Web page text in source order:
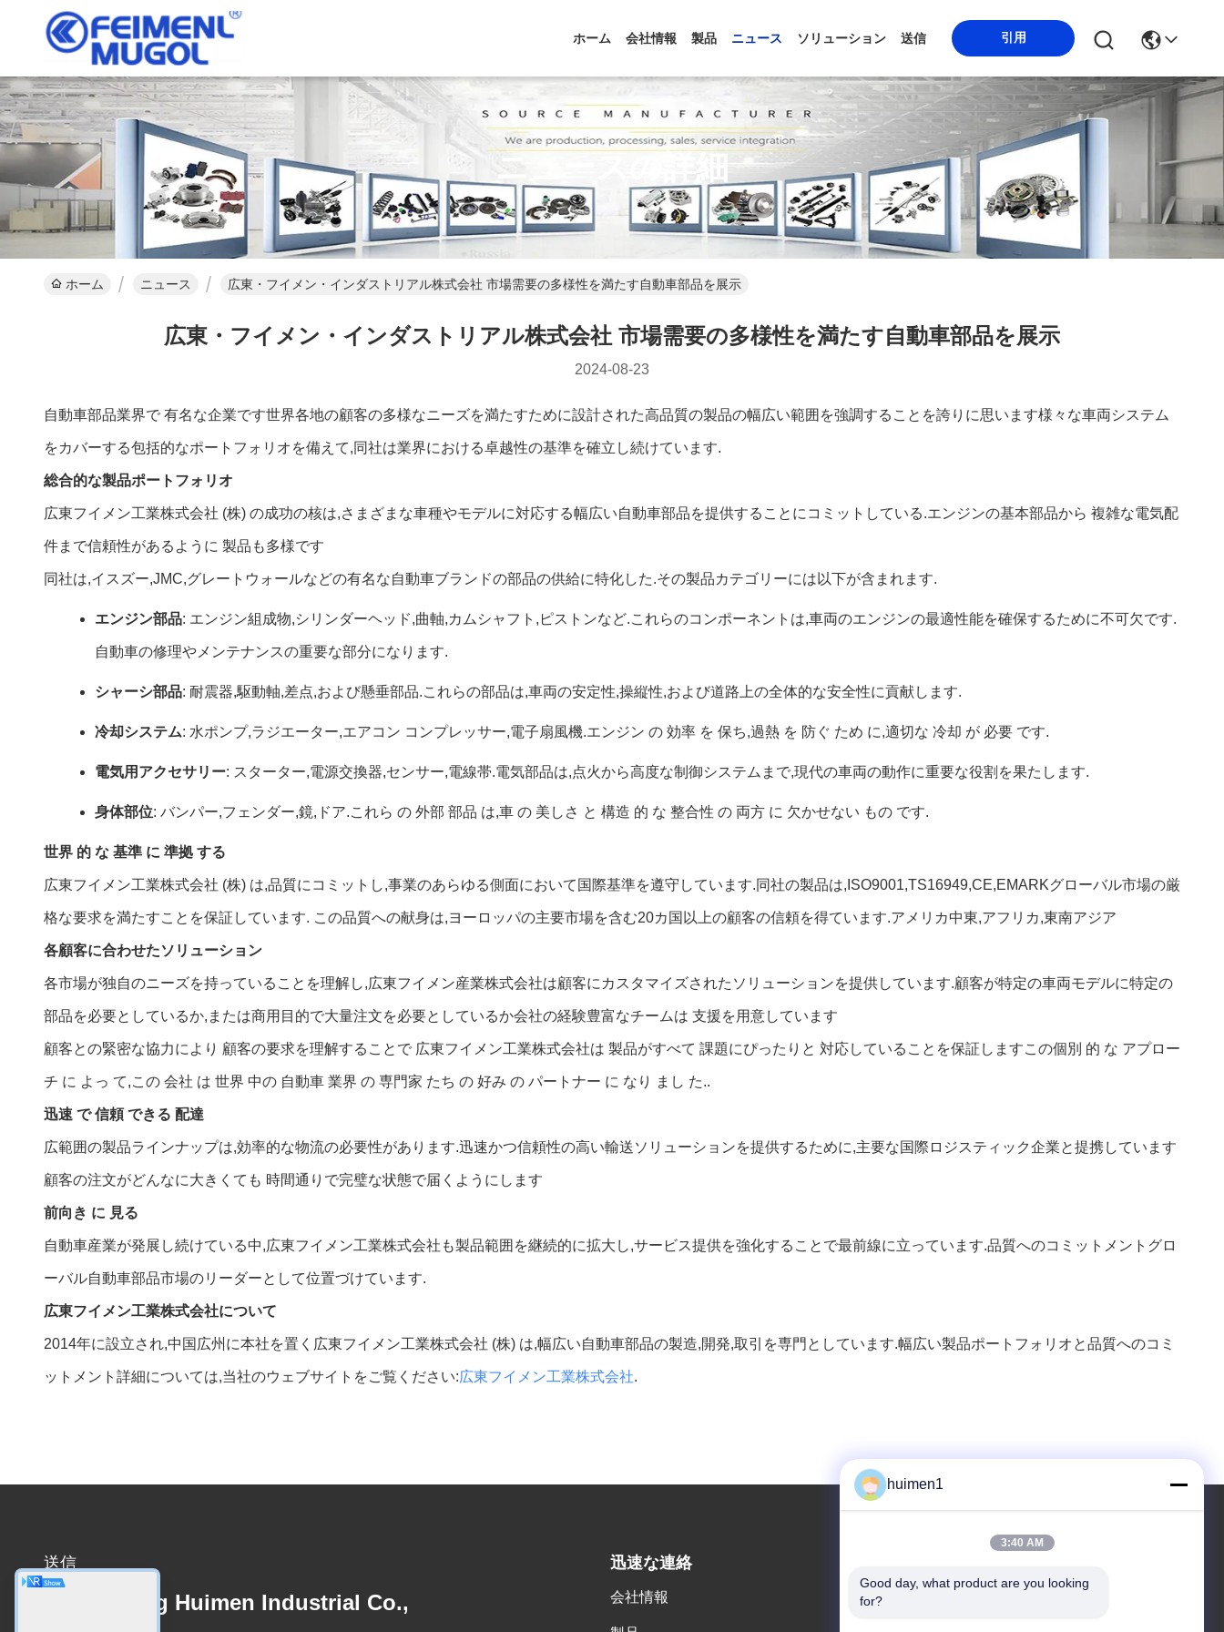
ホーム 会社情報 製品 ニュース ソリューション 送信 引用
ニュースの詳細
ホーム ニュース 広東・フイメン・インダストリアル株式会社 市場需要の多様性を満たす自動車部品を展示
広東・フイメン・インダストリアル株式会社 市場需要の多様性を満たす自動車部品を展示
2024-08-23
自動車部品業界で 有名な企業です世界各地の顧客の多様なニーズを満たすために設計された高品質の製品の幅広い範囲を強調することを誇りに思います様々な車両システム
をカバーする包括的なポートフォリオを備えて,同社は業界における卓越性の基準を確立し続けています.
総合的な製品ポートフォリオ
広東フイメン工業株式会社 (株) の成功の核は,さまざまな車種やモデルに対応する幅広い自動車部品を提供することにコミットしている.エンジンの基本部品から 複雑な電気配
件まで信頼性があるように 製品も多様です
同社は,イスズー,JMC,グレートウォールなどの有名な自動車ブランドの部品の供給に特化した.その製品カテゴリーには以下が含まれます.
エンジン部品: エンジン組成物,シリンダーヘッド,曲軸,カムシャフト,ピストンなど.これらのコンポーネントは,車両のエンジンの最適性能を確保するために不可欠です.
自動車の修理やメンテナンスの重要な部分になります.
シャーシ部品: 耐震器,駆動軸,差点,および懸垂部品.これらの部品は,車両の安定性,操縦性,および道路上の全体的な安全性に貢献します.
冷却システム: 水ポンプ,ラジエーター,エアコン コンプレッサー,電子扇風機.エンジン の 効率 を 保ち,過熱 を 防ぐ ため に,適切な 冷却 が 必要 です.
電気用アクセサリー: スターター,電源交換器,センサー,電線帯.電気部品は,点火から高度な制御システムまで,現代の車両の動作に重要な役割を果たします.
身体部位: バンパー,フェンダー,鏡,ドア.これら の 外部 部品 は,車 の 美しさ と 構造 的 な 整合性 の 両方 に 欠かせない もの です.
世界 的 な 基準 に 準拠 する
広東フイメン工業株式会社 (株) は,品質にコミットし,事業のあらゆる側面において国際基準を遵守しています.同社の製品は,ISO9001,TS16949,CE,EMARKグローバル市場の厳
格な要求を満たすことを保証しています. この品質への献身は,ヨーロッパの主要市場を含む20カ国以上の顧客の信頼を得ています.アメリカ中東,アフリカ,東南アジア
各顧客に合わせたソリューション
各市場が独自のニーズを持っていることを理解し,広東フイメン産業株式会社は顧客にカスタマイズされたソリューションを提供しています.顧客が特定の車両モデルに特定の
部品を必要としているか,または商用目的で大量注文を必要としているか会社の経験豊富なチームは 支援を用意しています
顧客との緊密な協力により 顧客の要求を理解することで 広東フイメン工業株式会社は 製品がすべて 課題にぴったりと 対応していることを保証しますこの個別 的 な アプロー
チ に よっ て,この 会社 は 世界 中の 自動車 業界 の 専門家 たち の 好み の パートナー に なり まし た..
迅速 で 信頼 できる 配達
広範囲の製品ラインナップは,効率的な物流の必要性があります.迅速かつ信頼性の高い輸送ソリューションを提供するために,主要な国際ロジスティック企業と提携しています
顧客の注文がどんなに大きくても 時間通りで完璧な状態で届くようにします
前向き に 見る
自動車産業が発展し続けている中,広東フイメン工業株式会社も製品範囲を継続的に拡大し,サービス提供を強化することで最前線に立っています.品質へのコミットメントグロ
ーバル自動車部品市場のリーダーとして位置づけています.
広東フイメン工業株式会社について
2014年に設立され,中国広州に本社を置く広東フイメン工業株式会社 (株) は,幅広い自動車部品の製造,開発,取引を専門としています.幅広い製品ポートフォリオと品質へのコミ
ットメント詳細については,当社のウェブサイトをご覧ください:広東フイメン工業株式会社.
送信
Guangdong Huimen Industrial Co.,
迅速な連絡
会社情報 住所
huimen1
3:40 AM
Good day, what product are you looking
for?